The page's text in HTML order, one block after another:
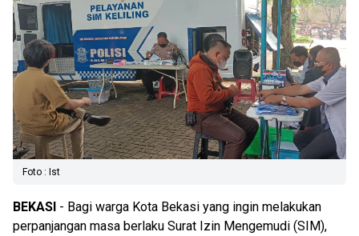
Foto : Ist
BEKASI - Bagi warga Kota Bekasi yang ingin melakukan
perpanjangan masa berlaku Surat Izin Mengemudi (SIM),